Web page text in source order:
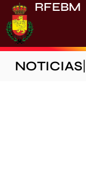
RFEBM
NOTICIAS